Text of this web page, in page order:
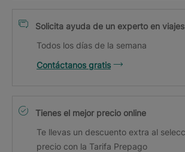
Solicita ayuda de un experto en viajes
Todos los días de la semana
Contáctanos gratis
Tienes el mejor precio online
Te llevas un descuento extra al
precio con la Tarifa Prepago